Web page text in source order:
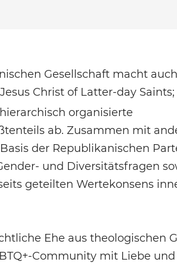
Gesellschaft macht
Christ of Latter-day Saints;
organisierte
ab. Zusammen mit
der Republikanischen
und Diversitätsfragen
geteilten Wertekonsens
Ehe aus theologischen
Community mit Liebe und